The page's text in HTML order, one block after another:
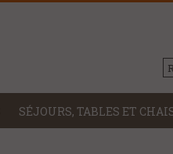
SÉJOURS, TABLES ET